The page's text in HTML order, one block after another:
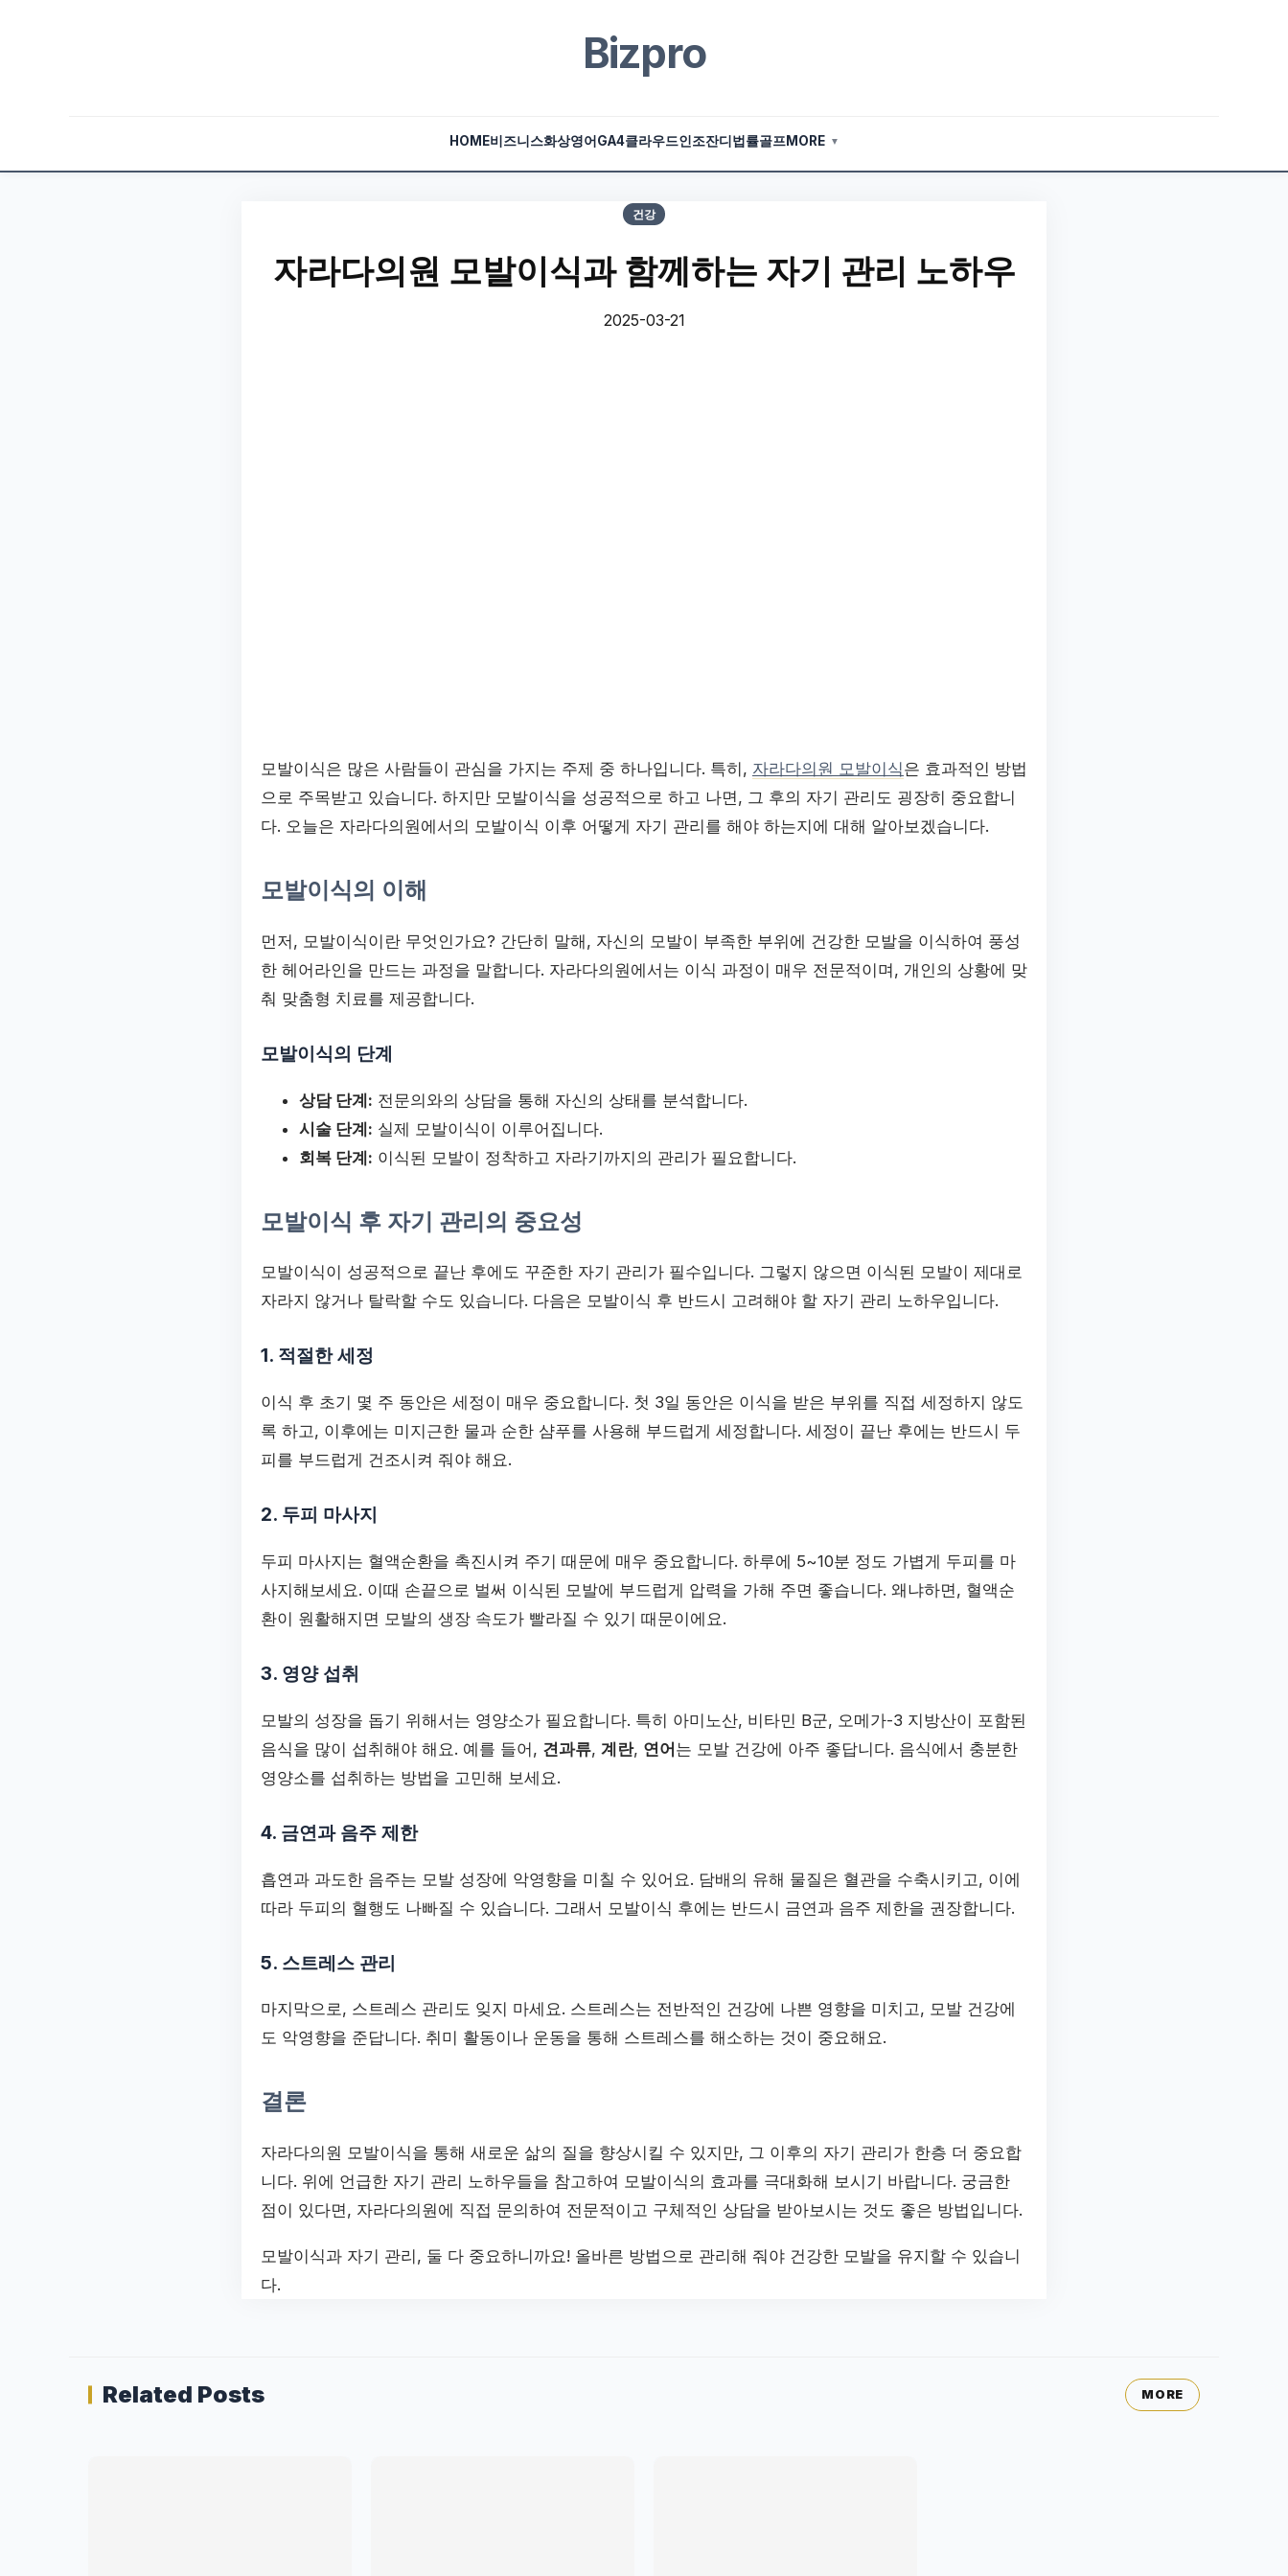
Bizpro
HOME비즈니스화상영어 GA4클라우드인조잔디 법률골프MORE ▼
건강
자라다의원 모발이식과 함께하는 자기 관리 노하우
2025-03-21
모발이식은 많은 사람들이 관심을 가지는 주제 중 하나입니다. 특히, 자라다의원 모발이식은 효과적인 방법
으로 주목받고 있습니다. 하지만 모발이식을 성공적으로 하고 나면, 그 후의 자기 관리도 굉장히 중요합니
다. 오늘은 자라다의원에서의 모발이식 이후 어떻게 자기 관리를 해야 하는지에 대해 알아보겠습니다.
모발이식의 이해
먼저, 모발이식이란 무엇인가요? 간단히 말해, 자신의 모발이 부족한 부위에 건강한 모발을 이식하여 풍성
한 헤어라인을 만드는 과정을 말합니다. 자라다의원에서는 이식 과정이 매우 전문적이며, 개인의 상황에 맞
춰 맞춤형 치료를 제공합니다.
모발이식의 단계
상담 단계: 전문의와의 상담을 통해 자신의 상태를 분석합니다.
시술 단계: 실제 모발이식이 이루어집니다.
회복 단계: 이식된 모발이 정착하고 자라기까지의 관리가 필요합니다.
모발이식 후 자기 관리의 중요성
모발이식이 성공적으로 끝난 후에도 꾸준한 자기 관리가 필수입니다. 그렇지 않으면 이식된 모발이 제대로
자라지 않거나 탈락할 수도 있습니다. 다음은 모발이식 후 반드시 고려해야 할 자기 관리 노하우입니다.
1. 적절한 세정
이식 후 초기 몇 주 동안은 세정이 매우 중요합니다. 첫 3일 동안은 이식을 받은 부위를 직접 세정하지 않도
록 하고, 이후에는 미지근한 물과 순한 샴푸를 사용해 부드럽게 세정합니다. 세정이 끝난 후에는 반드시 두
피를 부드럽게 건조시켜 줘야 해요.
2. 두피 마사지
두피 마사지는 혈액순환을 촉진시켜 주기 때문에 매우 중요합니다. 하루에 5~10분 정도 가볍게 두피를 마
사지해보세요. 이때 손끝으로 벌써 이식된 모발에 부드럽게 압력을 가해 주면 좋습니다. 왜냐하면, 혈액순
환이 원활해지면 모발의 생장 속도가 빨라질 수 있기 때문이에요.
3. 영양 섭취
모발의 성장을 돕기 위해서는 영양소가 필요합니다. 특히 아미노산, 비타민 B군, 오메가-3 지방산이 포함된
음식을 많이 섭취해야 해요. 예를 들어, 견과류, 계란, 연어는 모발 건강에 아주 좋답니다. 음식에서 충분한
영양소를 섭취하는 방법을 고민해 보세요.
4. 금연과 음주 제한
흡연과 과도한 음주는 모발 성장에 악영향을 미칠 수 있어요. 담배의 유해 물질은 혈관을 수축시키고, 이에
따라 두피의 혈행도 나빠질 수 있습니다. 그래서 모발이식 후에는 반드시 금연과 음주 제한을 권장합니다.
5. 스트레스 관리
마지막으로, 스트레스 관리도 잊지 마세요. 스트레스는 전반적인 건강에 나쁜 영향을 미치고, 모발 건강에
도 악영향을 준답니다. 취미 활동이나 운동을 통해 스트레스를 해소하는 것이 중요해요.
결론
자라다의원 모발이식을 통해 새로운 삶의 질을 향상시킬 수 있지만, 그 이후의 자기 관리가 한층 더 중요합
니다. 위에 언급한 자기 관리 노하우들을 참고하여 모발이식의 효과를 극대화해 보시기 바랍니다. 궁금한
점이 있다면, 자라다의원에 직접 문의하여 전문적이고 구체적인 상담을 받아보시는 것도 좋은 방법입니다.
모발이식과 자기 관리, 둘 다 중요하니까요! 올바른 방법으로 관리해 줘야 건강한 모발을 유지할 수 있습니
다.
Related Posts MORE